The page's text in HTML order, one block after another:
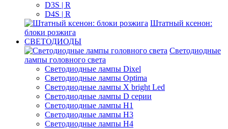
D3S | R
D4S | R
Штатный ксенон:
блоки розжига
СВЕТОДИОДЫ
Светодиодные
лампы головного света
Светодиодные лампы Dixel
Светодиодные лампы Optima
Светодиодные лампы X bright Led
Светодиодные лампы D серии
Светодиодные лампы H1
Светодиодные лампы H3
Светодиодные лампы H4